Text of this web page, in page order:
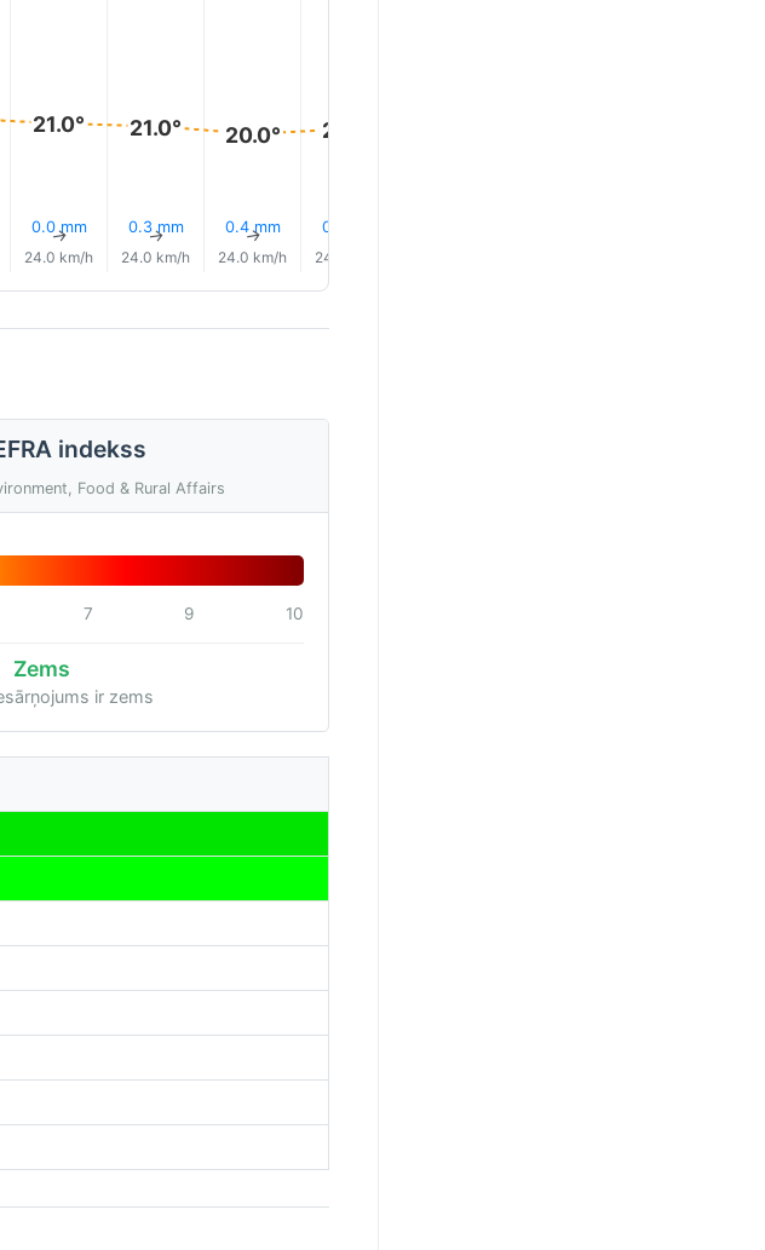
21.0°
0.0 mm
↑
24.0 km/h
21.0°
0.3 mm
↑
24.0 km/h
20.0°
0.4 mm
↑
24.0 km/h
20.0°
0.2 mm
24.0 km/h
indekss
Food & Rural Affairs
7 9 10
Zems
ir zems